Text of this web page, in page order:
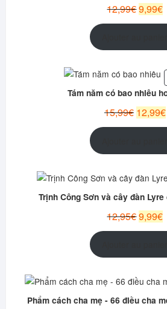
12,99€Le
9,99€Le
Tám năm có bao nhiêu
15,99€ Le
prix
12,99€
Trịnh Công Sơn và cây đàn
12,95€Le
9,99€Le
Phẩm cách cha mẹ - 66 điều cha